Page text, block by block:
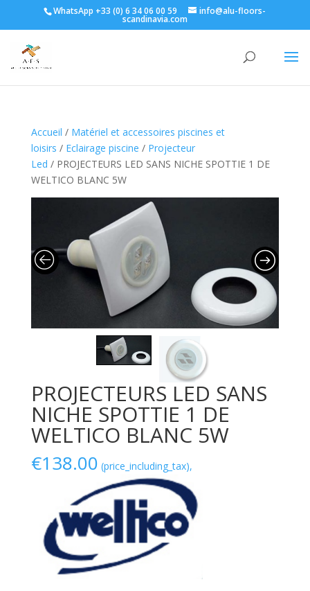
WhatsApp +33 (0) 6 34 06 00 59 info@alu-floors-
scandinavia.com
Accueil / Matériel et accessoires piscines et
loisirs / Eclairage piscine / Projecteur
Led / PROJECTEURS LED SANS NICHE SPOTTIE 1 DE
WELTICO BLANC 5W
PROJECTEURS LED SANS
NICHE SPOTTIE 1 DE
WELTICO BLANC 5W
€138.00 (price_including_tax),